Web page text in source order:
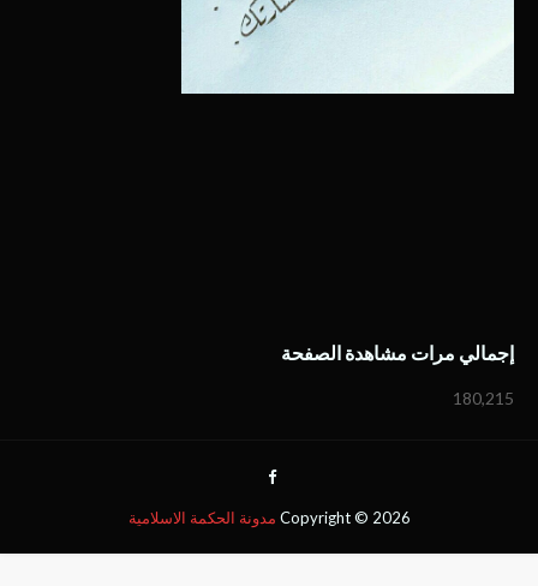
إجمالي مرات مشاهدة الصفحة
180,215
Copyright © 2026 مدونة الحكمة الاسلامية